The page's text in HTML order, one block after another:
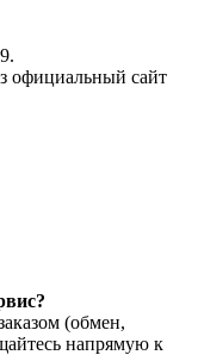
официальный сайт
(обмен,
напрямую к